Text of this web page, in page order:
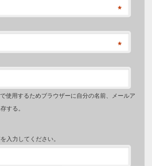
*
*
使用するためブラウザーに自分の名前、メールア
する。
入力してください。